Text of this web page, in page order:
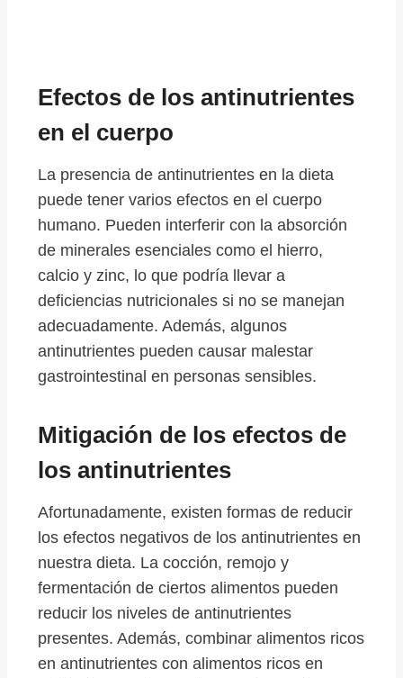
Efectos de los antinutrientes
en el cuerpo
La presencia de antinutrientes en la dieta
puede tener varios efectos en el cuerpo
humano. Pueden interferir con la absorción
de minerales esenciales como el hierro,
calcio y zinc, lo que podría llevar a
deficiencias nutricionales si no se manejan
adecuadamente. Además, algunos
antinutrientes pueden causar malestar
gastrointestinal en personas sensibles.
Mitigación de los efectos de
los antinutrientes
Afortunadamente, existen formas de reducir
los efectos negativos de los antinutrientes en
nuestra dieta. La cocción, remojo y
fermentación de ciertos alimentos pueden
reducir los niveles de antinutrientes
presentes. Además, combinar alimentos ricos
en antinutrientes con alimentos ricos en